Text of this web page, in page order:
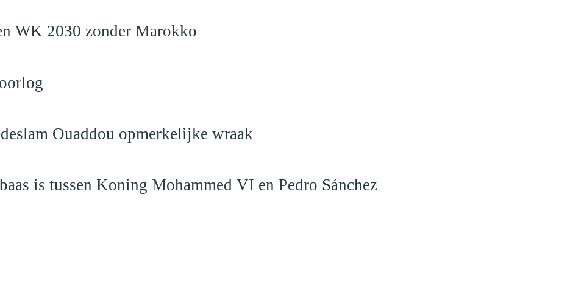
WK 2030 zonder Marokko
Ouaddou opmerkelijke wraak
is tussen Koning Mohammed VI en Pedro Sánchez